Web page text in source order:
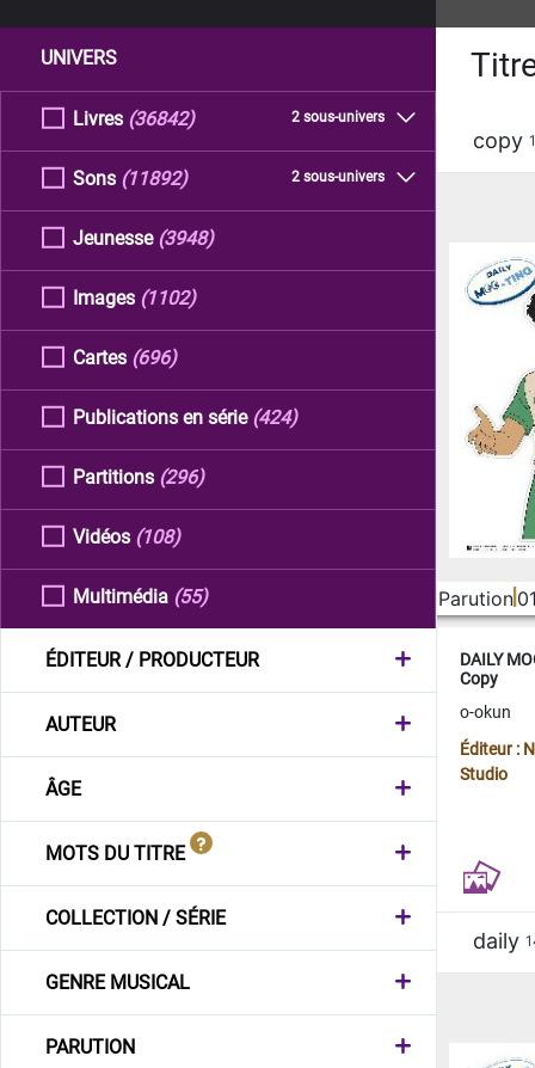
UNIVERS
Livres 2 sous-univers
(36842)
Sons 2 sous-univers
(11892)
Jeunesse (3948)
Images (1102)
Cartes (696)
Publications en série (424)
Partitions (296)
Vidéos (108)
Multimédia (55)
ÉDITEUR / PRODUCTEUR
AUTEUR
ÂGE
MOTS DU TITRE
COLLECTION / SÉRIE
GENRE MUSICAL
PARUTION
copy
Parution
DAILY
Copy
o-okun
Éditeur :
Studio
daily